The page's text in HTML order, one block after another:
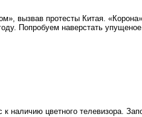
вызвав протесты Китая.
Попробуем наверстать упущеное.
к наличию цветного телевизора.